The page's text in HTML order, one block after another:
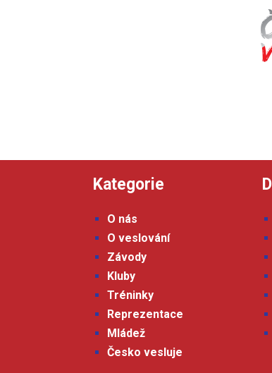
Kategorie
O nás
O veslování
Závody
Kluby
Tréninky
Reprezentace
Mládež
Česko vesluje